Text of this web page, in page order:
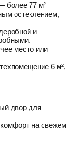
более 77 м²
остеклением,
и
место или
6 м²,
двор для
на свежем